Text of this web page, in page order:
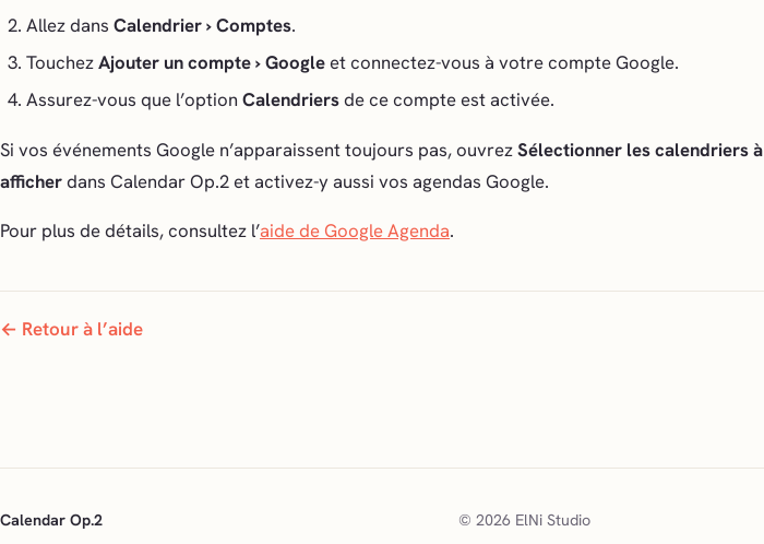
Allez dans Calendrier › Comptes.
TouchezAjouter un compte › Googleet connectez-vous à votre compte Google.
Assurez-vous que l’option Calendriersde ce compte est activée.
Si vos événements Google n’apparaissent toujours pas, ouvrezSélectionner les calendriers à
afficherdans Calendar Op.2 et activez-y aussi vos agendas Google.
Pour plus de détails, consultez l’aide de Google Agenda.
← Retour à l’aide
Calendar Op.2 © 2026 ElNi Studio